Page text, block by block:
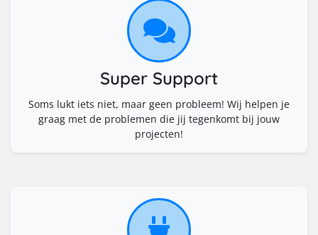
Super Support
Soms lukt iets niet, maar geen probleem! Wij helpen je
graag met de problemen die jij tegenkomt bij jouw
projecten!